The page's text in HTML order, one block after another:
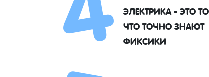
ЭЛЕКТРИКА - ЭТО
ЧТО ТОЧНО ЗНАЮТ
ФИКСИКИ